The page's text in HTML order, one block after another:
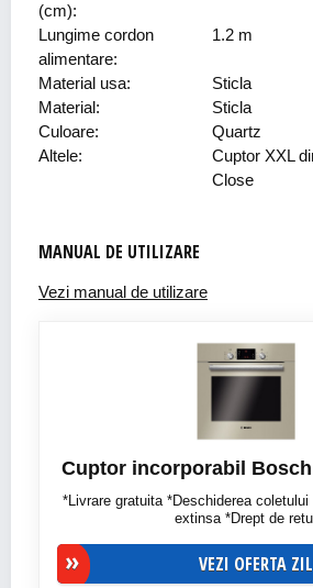
(cm):
Lungime cordon
alimentare:
1.2 m
Material usa:
Sticla
Material:
Sticla
Culoare:
Quartz
Altele:
Cuptor XXL
Close
MANUAL DE UTILIZARE
Vezi manual de utilizare
Cuptor incorporabil Bosch
*Livrare gratuita *Deschiderea
extinsa *Drept de
VEZI OFERTA